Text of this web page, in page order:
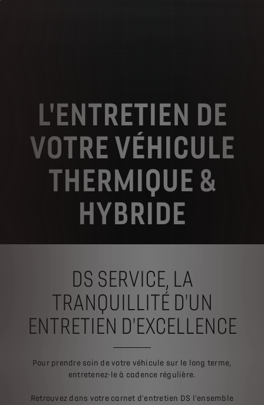
L'ENTRETIEN DE
VOTRE VÉHICULE
THERMIQUE &
HYBRIDE
DS SERVICE, LA
TRANQUILLITÉ D'UN
ENTRETIEN D'EXCELLENCE
Pour prendre soin de votre véhicule sur le long terme,
entretenez-le à cadence régulière.
Retrouvez dans votre carnet d'entretien DS l'ensemble